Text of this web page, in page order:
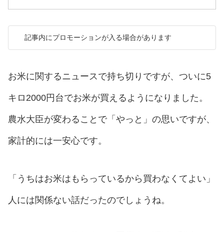
記事内にプロモーションが入る場合があります
お米に関するニュースで持ち切りですが、ついに5
キロ2000円台でお米が買えるようになりました。
農水大臣が変わることで「やっと」の思いですが、
家計的には一安心です。
「うちはお米はもらっているから買わなくてよい」
人には関係ない話だったのでしょうね。